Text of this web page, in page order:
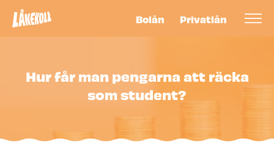
Bolån Privatlån
Hur får man pengarna att räcka
som student?